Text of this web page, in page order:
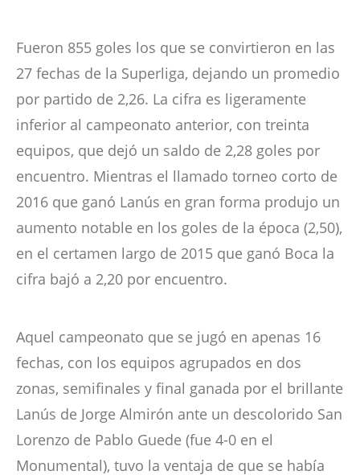
Fueron 855 goles los que se convirtieron en las
27 fechas de la Superliga, dejando un promedio
por partido de 2,26. La cifra es ligeramente
inferior al campeonato anterior, con treinta
equipos, que dejó un saldo de 2,28 goles por
encuentro. Mientras el llamado torneo corto de
2016 que ganó Lanús en gran forma produjo un
aumento notable en los goles de la época (2,50),
en el certamen largo de 2015 que ganó Boca la
cifra bajó a 2,20 por encuentro.
Aquel campeonato que se jugó en apenas 16
fechas, con los equipos agrupados en dos
zonas, semifinales y final ganada por el brillante
Lanús de Jorge Almirón ante un descolorido San
Lorenzo de Pablo Guede (fue 4-0 en el
Monumental), tuvo la ventaja de que se había